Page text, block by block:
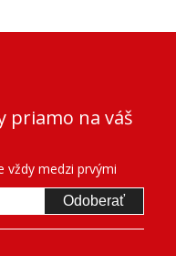
priamo na váš
vždy medzi prvými
Odoberať